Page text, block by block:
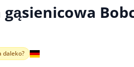
daleko?